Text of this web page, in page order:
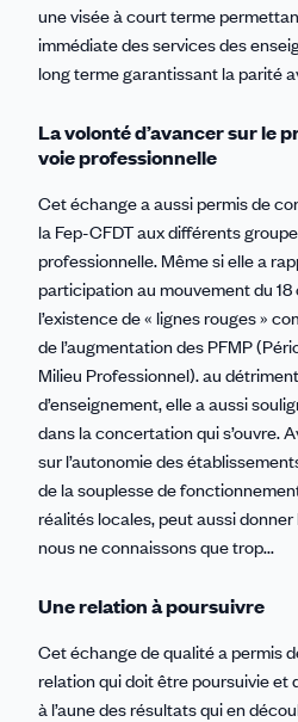
une visée à court terme
immédiate des services des
long terme garantissant la parité
La volonté d’avancer sur le
voie professionnelle
Cet échange a aussi permis de
la Fep-CFDT aux différents
professionnelle. Même si elle a
participation au mouvement du
l’existence de « lignes rouges »
de l’augmentation des PFMP
Milieu Professionnel). au
d’enseignement, elle a aussi
dans la concertation qui s’ouvre.
sur l’autonomie des
de la souplesse de
réalités locales, peut aussi
nous ne connaissons que trop...
Une relation à poursuivre
Cet échange de qualité a permis
relation qui doit être poursuivie et
à l’aune des résultats qui en